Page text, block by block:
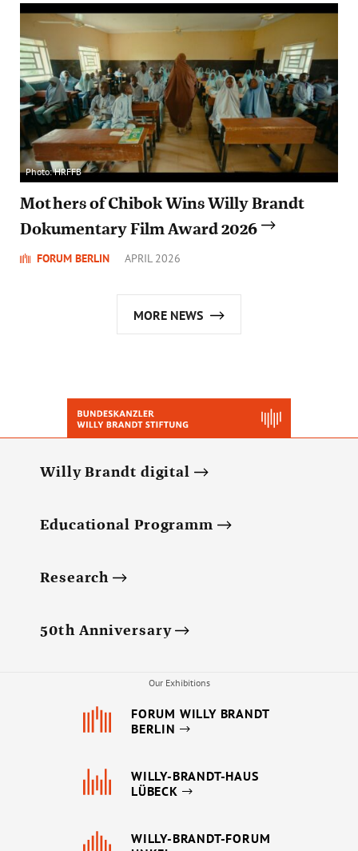
Photo: HRFFB
Mothers of Chibok Wins Willy Brandt
Dokumentary Film Award 2026
FORUM BERLIN APRIL 2026
MORE NEWS
Willy Brandt digital
Educational Programm
Research
50th Anniversary
Our Exhibitions
FORUM WILLY BRANDT
BERLIN
WILLY-BRANDT-HAUS
LÜBECK
WILLY-BRANDT-FORUM